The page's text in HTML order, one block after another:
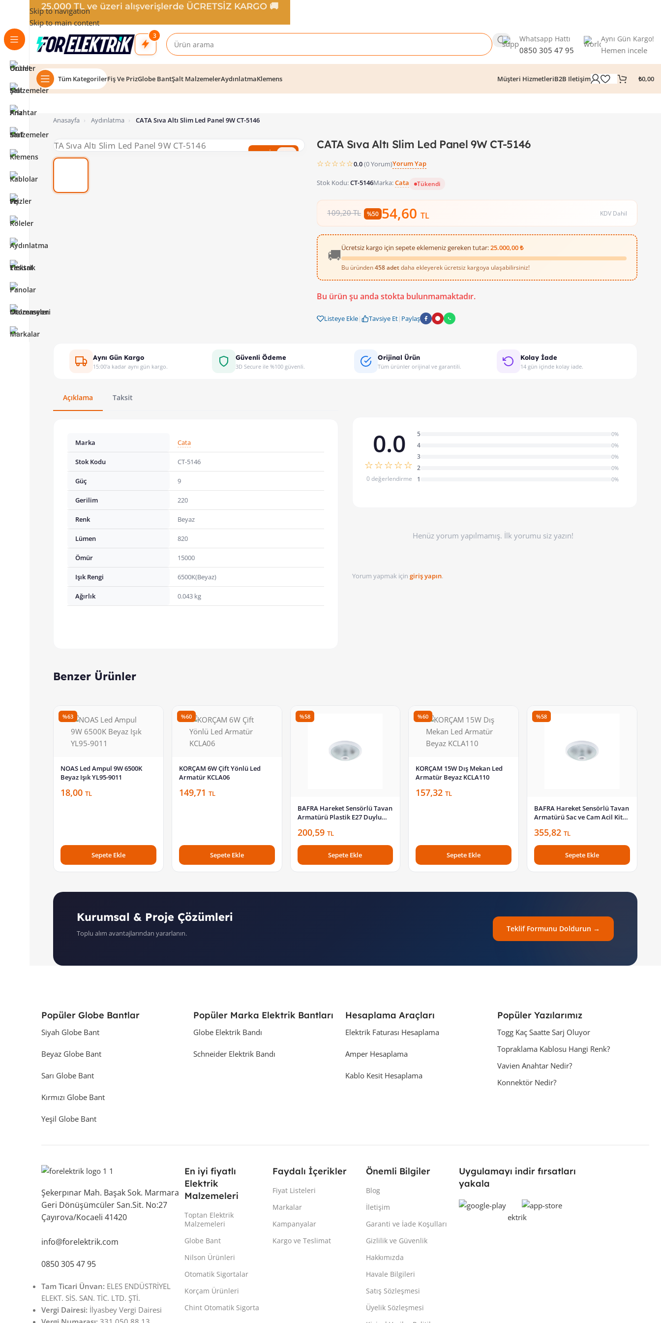
Skip to navigation
Skip to main content
3 Whatsapp Hattı
0850 305 47 95
Aynı Gün Kargo!
Hemen incele
Tüm KategorilerFiş Ve PrizGlobe BantŞalt MalzemelerAydınlatmaKlemens Müşteri HizmetleriB2B Iletişim ₺0,00
Anasayfa › Aydınlatma › CATA Sıva Altı Slim Led Panel 9W CT-5146
%50 İndirim
CATA Sıva Altı Slim Led Panel 9W CT-5146
☆☆☆☆☆0.0(0 Yorum)Yorum Yap
Stok Kodu:CT-5146Marka:Cata Tükendi
109,20 TL %50 54,60TL KDV Dahil
🚚Ücretsiz kargo için sepete eklemeniz gereken tutar:25.000,00 ₺
Bu üründen 458 adetdaha ekleyerek ücretsiz kargoya ulaşabilirsiniz!
Bu ürün şu anda stokta bulunmamaktadır.
Listeye Ekle| Tavsiye Et| Paylaş
Aynı Gün Kargo
15:00'a kadar aynı gün kargo.
Güvenli Ödeme
3D Secure ile %100 güvenli.
Orijinal Ürün
Tüm ürünler orijinal ve garantili.
Kolay İade
14 gün içinde kolay iade.
Açıklama Taksit
Marka Cata
Stok Kodu CT-5146
Güç 9
Gerilim 220
Renk Beyaz
Lümen 820
Ömür 15000
Işık Rengi 6500K(Beyaz)
Ağırlık 0.043 kg
0.0
☆☆☆☆☆
0 değerlendirme
5 0%
4 0%
3 0%
2 0%
1 0%
Henüz yorum yapılmamış. İlk yorumu siz yazın!
Yorum yapmak için giriş yapın.
Benzer Ürünler
%63
NOAS Led Ampul 9W 6500K
Beyaz Işık YL95-9011
18,00 TL
Sepete Ekle
%60
KORÇAM 6W Çift Yönlü Led
Armatür KCLA06
149,71 TL
Sepete Ekle
%58
BAFRA Hareket Sensörlü Tavan
Armatürü Plastik E27 Duylu
200,59 TL
Sepete Ekle
%60
KORÇAM 15W Dış Mekan Led
Armatür Beyaz KCLA110
157,32TL
Sepete Ekle
%58
BAFRA Hareket Sensörlü Tavan
Armatürü Sac ve Cam Acil Kitli
355,82TL
Sepete Ekle
Kurumsal & Proje Çözümleri
Toplu alım avantajlarından yararlanın. Teklif Formunu Doldurun →
Popüler Globe Bantlar
Siyah Globe Bant
Beyaz Globe Bant
Sarı Globe Bant
Kırmızı Globe Bant
Yeşil Globe Bant
Popüler Marka Elektrik Bantları
Globe Elektrik Bandı
Schneider Elektrik Bandı
Hesaplama Araçları
Elektrik Faturası Hesaplama
Amper Hesaplama
Kablo Kesit Hesaplama
Popüler Yazılarımız
Togg Kaç Saatte Sarj Oluyor
Topraklama Kablosu Hangi Renk?
Vavien Anahtar Nedir?
Konnektör Nedir?
Şekerpınar Mah. Başak Sok. Marmara
Geri Dönüşümcüler San.Sit. No:27
Çayırova/Kocaeli 41420
info@forelektrik.com
0850 305 47 95
Tam Ticari Ünvan: ELES ENDÜSTRİYEL
ELEKT. SİS. SAN. TİC. LTD. ŞTİ.
Vergi Dairesi: İlyasbey Vergi Dairesi
En iyi fiyatlı
Elektrik
Malzemeleri
Toptan Elektrik
Malzemeleri
Globe Bant
Nilson Ürünleri
Otomatik Sigortalar
Korçam Ürünleri
Chint Otomatik Sigorta
Faydalı İçerikler
Fiyat Listeleri
Markalar
Kampanyalar
Kargo ve Teslimat
Önemli Bilgiler
Blog
İletişim
Garanti ve İade Koşulları
Gizlilik ve Güvenlik
Hakkımızda
Havale Bilgileri
Satış Sözleşmesi
Üyelik Sözleşmesi
Uygulamayı indir fırsatları
yakala
25.000 TL ve üzeri alışverişlerde ÜCRETSİZ KARGO 🚚